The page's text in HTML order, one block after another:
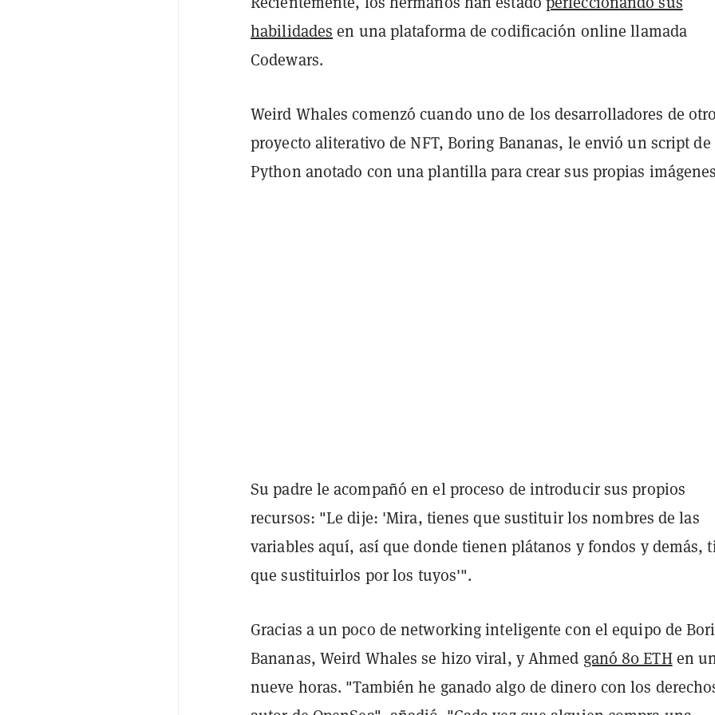
habilidades en una plataforma de codificación online llamada
Codewars.
Weird Whales comenzó cuando uno de los desarrolladores de
proyecto aliterativo de NFT, Boring Bananas, le envió un script de
Python anotado con una plantilla para crear sus propias
Su padre le acompañó en el proceso de introducir sus propios
recursos: "Le dije: 'Mira, tienes que sustituir los nombres de las
variables aquí, así que donde tienen plátanos y fondos y demás,
que sustituirlos por los tuyos'".
Gracias a un poco de networking inteligente con el equipo de
Bananas, Weird Whales se hizo viral, y Ahmed ganó 80 ETHen
nueve horas. "También he ganado algo de dinero con los